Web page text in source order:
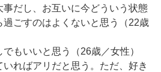
事だし、お互いに今どういう状態
ごすのはよくないと思う（22歳
もいいと思う（26歳／女性）
いればアリだと思う。ただ、好き